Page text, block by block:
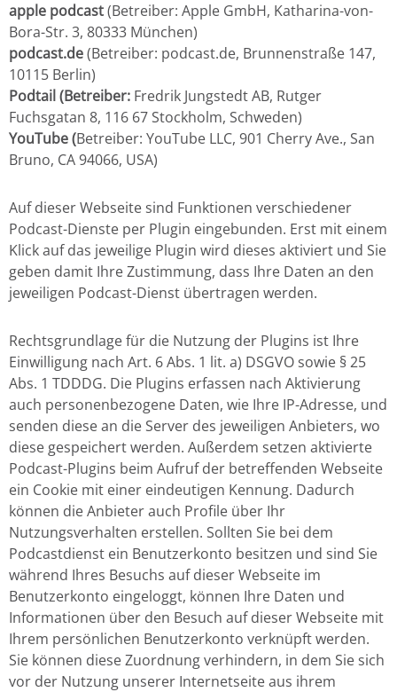
apple podcast(Betreiber: Apple GmbH, Katharina-von-
Bora-Str. 3, 80333 München)
podcast.de(Betreiber: podcast.de, Brunnenstraße 147,
10115 Berlin)
Podtail (Betreiber: Fredrik Jungstedt AB, Rutger
Fuchsgatan 8, 116 67 Stockholm, Schweden)
YouTube (Betreiber: YouTube LLC, 901 Cherry Ave., San
Bruno, CA 94066, USA)
Auf dieser Webseite sind Funktionen verschiedener
Podcast-Dienste per Plugin eingebunden. Erst mit einem
Klick auf das jeweilige Plugin wird dieses aktiviert und Sie
geben damit Ihre Zustimmung, dass Ihre Daten an den
jeweiligen Podcast-Dienst übertragen werden.
Rechtsgrundlage für die Nutzung der Plugins ist Ihre
Einwilligung nach Art. 6 Abs. 1 lit. a) DSGVO sowie § 25
Abs. 1 TDDDG. Die Plugins erfassen nach Aktivierung
auch personenbezogene Daten, wie Ihre IP-Adresse, und
senden diese an die Server des jeweiligen Anbieters, wo
diese gespeichert werden. Außerdem setzen aktivierte
Podcast-Plugins beim Aufruf der betreffenden Webseite
ein Cookie mit einer eindeutigen Kennung. Dadurch
können die Anbieter auch Profile über Ihr
Nutzungsverhalten erstellen. Sollten Sie bei dem
Podcastdienst ein Benutzerkonto besitzen und sind Sie
während Ihres Besuchs auf dieser Webseite im
Benutzerkonto eingeloggt, können Ihre Daten und
Informationen über den Besuch auf dieser Webseite mit
Ihrem persönlichen Benutzerkonto verknüpft werden.
Sie können diese Zuordnung verhindern, in dem Sie sich
vor der Nutzung unserer Internetseite aus ihrem